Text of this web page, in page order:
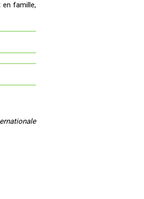
en famille,